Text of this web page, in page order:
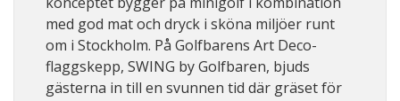
med god mat och dryck i sköna miljöer runt
om i Stockholm. På Golfbarens Art Deco-
flaggskepp, SWING by Golfbaren, bjuds
gästerna in till en svunnen tid där gräset för